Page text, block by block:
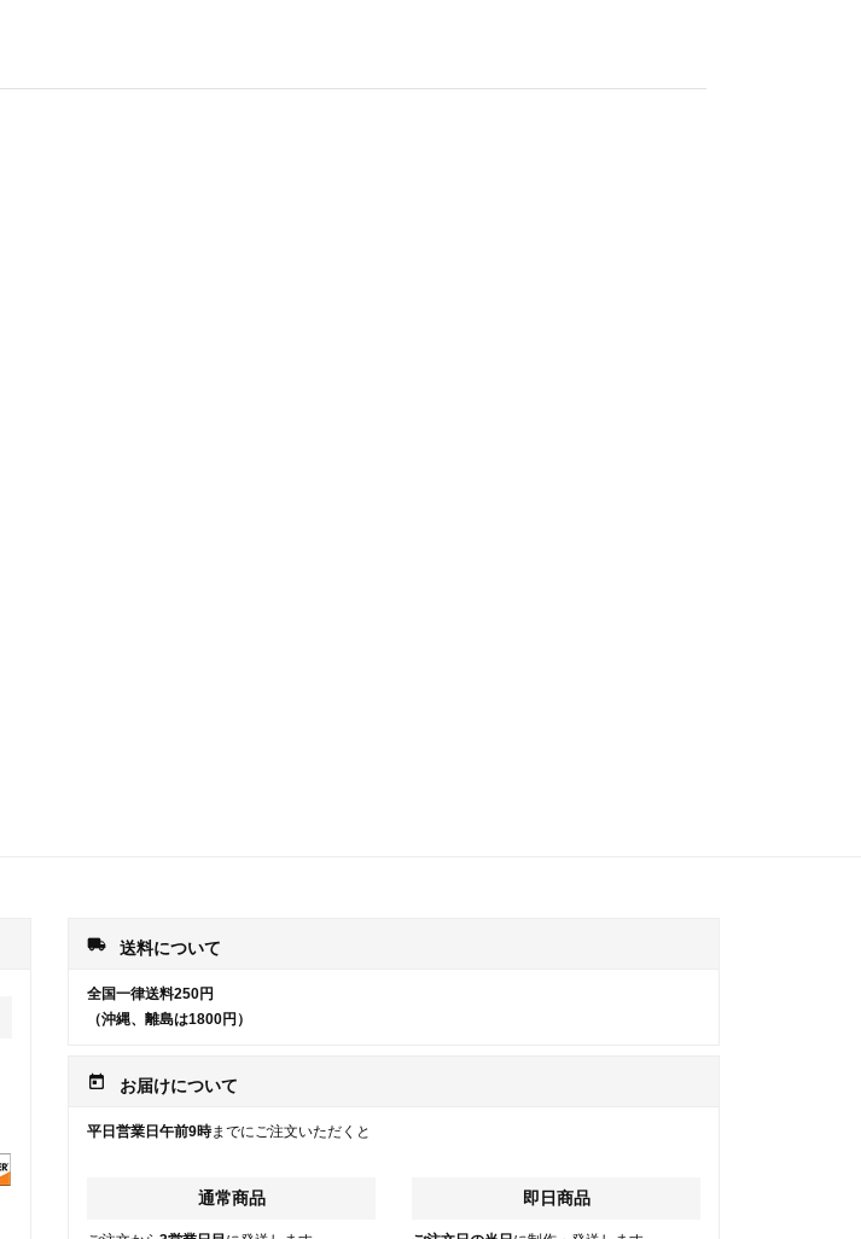
local_shipping 送料について
全国一律送料250円
（沖縄、離島は1800円）
today お届けについて
平日営業日午前9時までにご注文いただくと
通常商品 即日商品